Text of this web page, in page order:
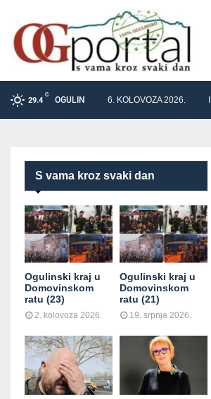
29.4
C
OGULIN 6. KOLOVOZA 2026.
S vama kroz svaki dan
Ogulinski kraj u
Domovinskom
ratu (23)
2. kolovoza 2026.
Ogulinski kraj u
Domovinskom
ratu (21)
19. srpnja 2026.